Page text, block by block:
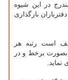
ماده ۵۸ بخشنامه مندرج در این شیوه
بارگذاری
است رتبه هر
بصورت برخط و در